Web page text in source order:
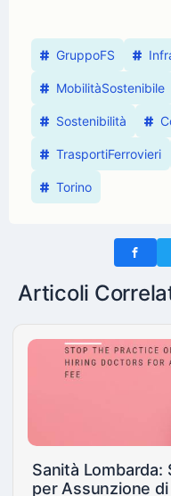
GruppoFS
MobilitàSostenibile
Sostenibilità
TrasportiFerrovieri
Torino
Articoli
Sanità Lombarda:
per Assunzione